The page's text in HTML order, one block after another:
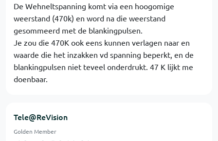
De Wehneltspanning komt via een hoogomige
weerstand (470k) en word na die weerstand
gesommeerd met de blankingpulsen.
Je zou die 470K ook eens kunnen verlagen naar en
waarde die het inzakken vd spanning beperkt, en de
blankingpulsen niet teveel onderdrukt. 47 K lijkt me
doenbaar.
Tele@ReVision
Golden Member